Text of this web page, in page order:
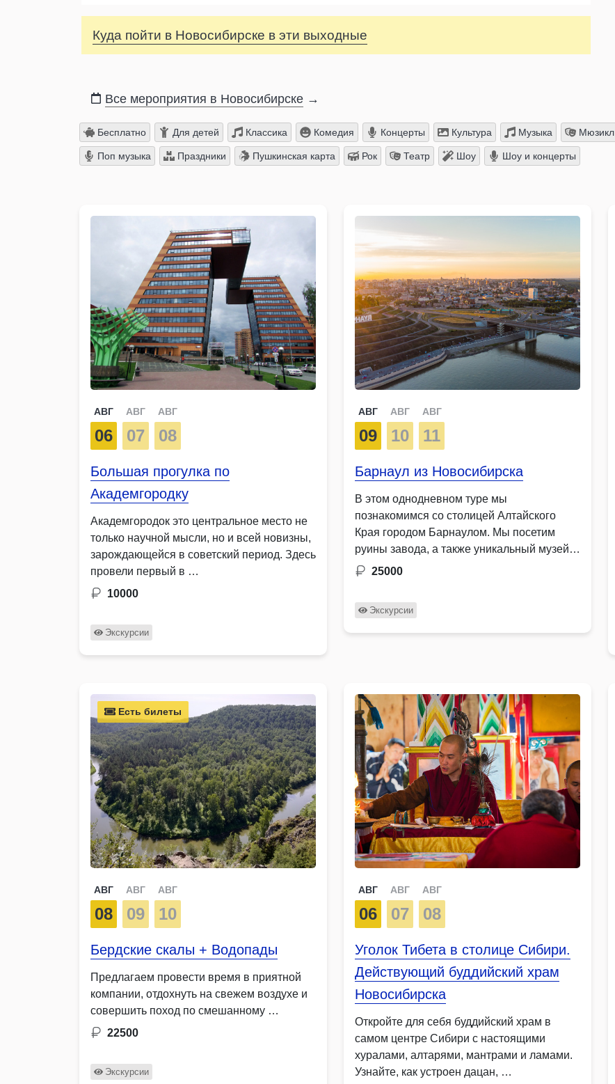
Куда пойти в Новосибирске в эти выходные
Все мероприятия в Новосибирске →
Бесплатно Для детей Классика Комедия Концерты Культура Музыка Мюзикл
Поп музыка Праздники Пушкинская карта Рок Театр Шоу Шоу и концерты
АВГ
06
АВГ
07
АВГ
08
Большая прогулка по
Академгородку
Академгородок это центральное место не
только научной мысли, но и всей новизны,
зарождающейся в советский период. Здесь
провели первый в …
10000
Экскурсии
АВГ
09
АВГ
10
АВГ
11
Барнаул из Новосибирска
В этом однодневном туре мы
познакомимся со столицей Алтайского
Края городом Барнаулом. Мы посетим
руины завода, а также уникальный музей
… 25000
Экскурсии
Есть билеты
АВГ
08
АВГ
09
АВГ
10
Бердские скалы + Водопады
Предлагаем провести время в приятной
компании, отдохнуть на свежем воздухе и
совершить поход по смешанному …
22500
Экскурсии
АВГ
06
АВГ
07
АВГ
08
Уголок Тибета в столице Сибири.
Действующий буддийский храм
Новосибирска
Откройте для себя буддийский храм в
самом центре Сибири с настоящими
хуралами, алтарями, мантрами и ламами.
Узнайте, как устроен дацан, …